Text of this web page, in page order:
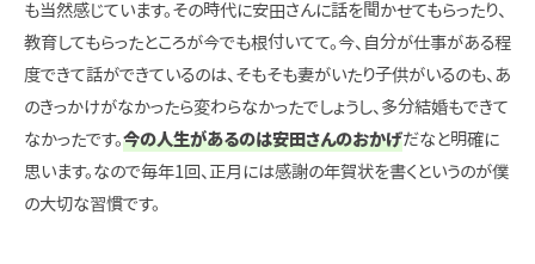
も当然感じています。その時代に安田さんに話を聞かせてもらったり、
教育してもらったところが今でも根付いてて。今、自分が仕事がある程
度できて話ができているのは、そもそも妻がいたり子供がいるのも、あ
のきっかけがなかったら変わらなかったでしょうし、多分結婚もできて
なかったです。今の人生があるのは安田さんのおかげだなと明確に
思います。なので毎年1回、正月には感謝の年賀状を書くというのが僕
の大切な習慣です。